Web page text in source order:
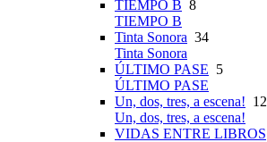
TIEMPO B 8
TIEMPO B
Tinta Sonora 34
Tinta Sonora
ÚLTIMO PASE 5
ÚLTIMO PASE
Un, dos, tres, a escena! 12
Un, dos, tres, a escena!
VIDAS ENTRE LIBROS